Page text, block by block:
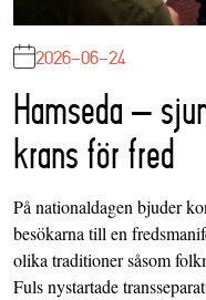
2026-06-24
Hamseda –
krans för fred
På nationaldagen bjuder
besökarna till en
olika traditioner såsom
Fuls nystartade